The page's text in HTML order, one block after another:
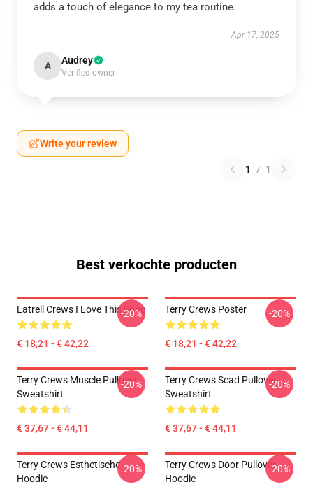
adds a touch of elegance to my tea routine.
Apr 17, 2025
A Audrey
Verified owner
Write your review
1 / 1
Best verkochte producten
Latrell Crews I Love This Song
€ 18,21 - € 42,22
-20% Terry Crews Poster
€ 18,21 - € 42,22
-20%
Terry Crews Muscle Pullover
Sweatshirt
€ 37,67 - € 44,11
-20%
Terry Crews Scad Pullover
Sweatshirt
€ 37,67 - € 44,11
-20%
Terry Crews Esthetische
Hoodie
-20%
Terry Crews Door Pullover
Hoodie
-20%